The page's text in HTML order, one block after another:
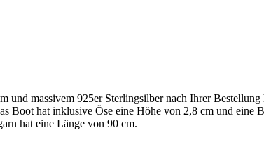
und massivem 925er Sterlingsilber nach Ihrer
Boot hat inklusive Öse eine Höhe von 2,8 cm und
hat eine Länge von 90 cm.